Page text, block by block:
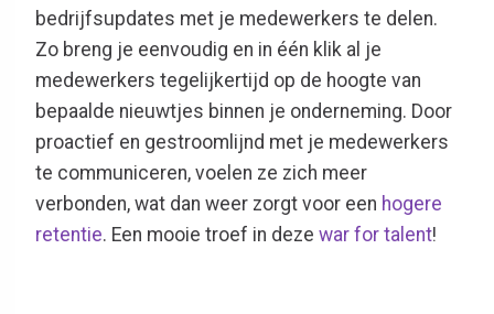
bedrijfsupdates met je medewerkers te delen.
Zo breng je eenvoudig en in één klik al je
medewerkers tegelijkertijd op de hoogte van
bepaalde nieuwtjes binnen je onderneming. Door
proactief en gestroomlijnd met je medewerkers
te communiceren, voelen ze zich meer
verbonden, wat dan weer zorgt voor een hogere
retentie. Een mooie troef in deze war for talent!